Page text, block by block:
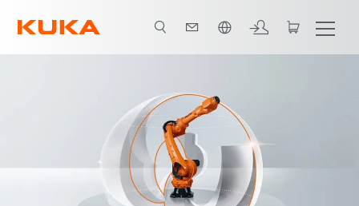
Broschyr Robot typ Användningsområden